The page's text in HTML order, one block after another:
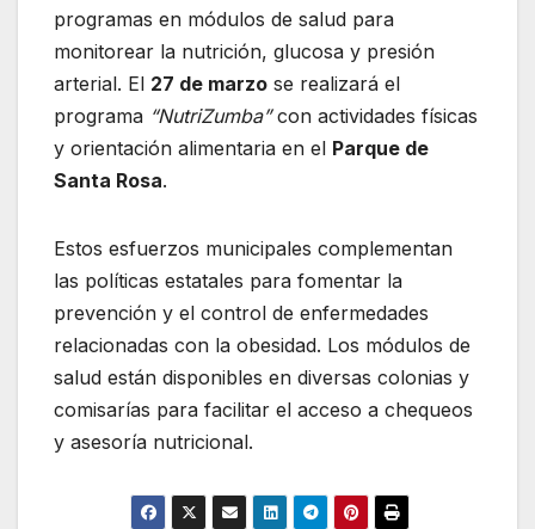
programas en módulos de salud para
monitorear la nutrición, glucosa y presión
arterial. El 27 de marzo se realizará el
programa “NutriZumba”con actividades físicas
y orientación alimentaria en el Parque de
Santa Rosa.
Estos esfuerzos municipales complementan
las políticas estatales para fomentar la
prevención y el control de enfermedades
relacionadas con la obesidad. Los módulos de
salud están disponibles en diversas colonias y
comisarías para facilitar el acceso a chequeos
y asesoría nutricional.